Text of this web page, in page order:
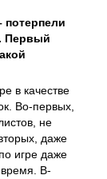
потерпели
Первый
в качестве
Во-первых,
не
даже
игре даже
В-